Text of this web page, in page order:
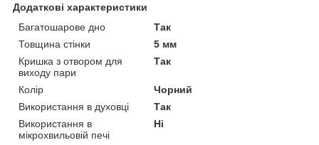
Додаткові характеристики
Багатошарове дно
Так
Товщина стінки
5 мм
Кришка з отвором для
виходу пари
Так
Колір
Чорний
Використання в духовці
Так
Використання в
мікрохвильовій печі
Ні